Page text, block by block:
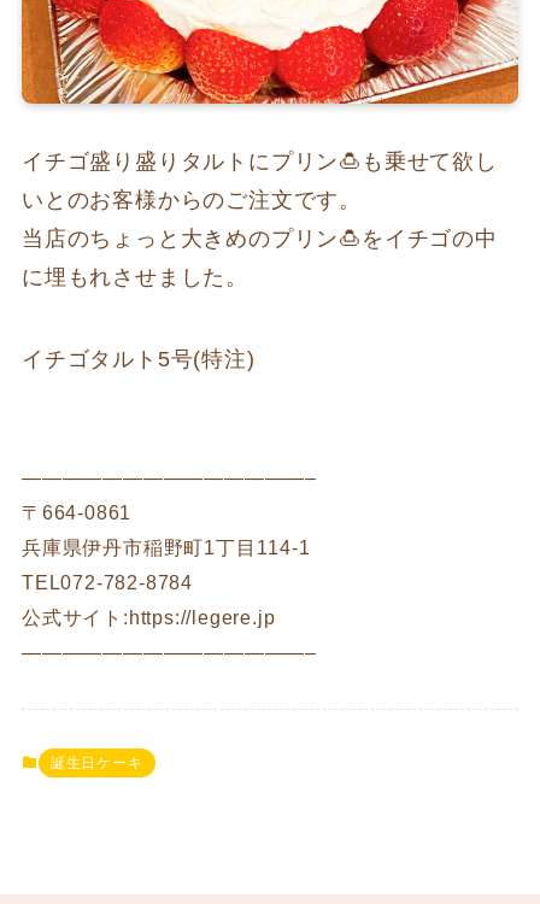
イチゴ盛り盛りタルトにプリン🍮も乗せて欲し
いとのお客様からのご注文です。
当店のちょっと大きめのプリン🍮をイチゴの中
に埋もれさせました。
イチゴタルト5号(特注)
——————————————–
〒664-0861
兵庫県伊丹市稲野町1丁目114-1
TEL072-782-8784
公式サイト:https://legere.jp
——————————————–
誕生日ケーキ